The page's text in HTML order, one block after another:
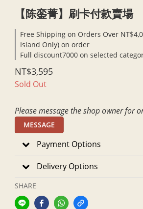
【陈銮菁】刷卡付款賣場
Free Shipping on Orders Over
Island Only) on order
Full discount7000 on selected
NT$3,595
Sold Out
Please message the shop owner for
MESSAGE
Payment Options
Delivery Options
SHARE